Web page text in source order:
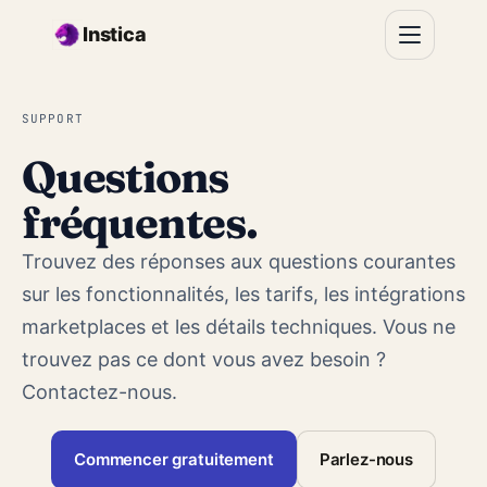
Instica
SUPPORT
Questions
fréquentes.
Trouvez des réponses aux questions courantes
sur les fonctionnalités, les tarifs, les intégrations
marketplaces et les détails techniques. Vous ne
trouvez pas ce dont vous avez besoin ?
Contactez-nous.
Commencer gratuitement Parlez-nous